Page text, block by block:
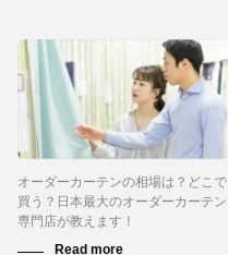
オーダーカーテンの相場は？どこで
買う？日本最大のオーダーカーテン
専門店が教えます！